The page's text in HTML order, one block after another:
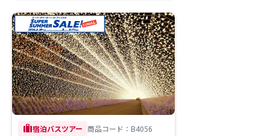
trip宿泊バスツアー 商品コード：B4056